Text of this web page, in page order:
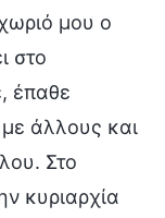
μου ο
στο
έπαθε
άλλους και
Στο
κυριαρχία